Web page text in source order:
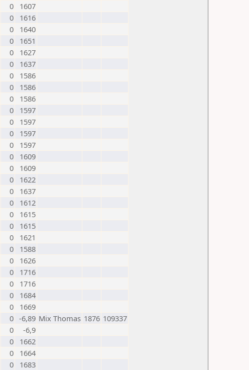
0
1607
0
1616
0
1640
0
1651
0
1627
0
1637
0
1586
0
1586
0
1586
0
1597
0
1597
0
1597
0
1597
0
1609
0
1609
0
1622
0
1637
0
1612
0
1615
0
1615
0
1621
0
1588
0
1626
0
1716
0
1716
0
1684
0
1669
0 -6,89 Mix Thomas 1876 109337
0
-6,9
0
1662
0
1664
0 1683